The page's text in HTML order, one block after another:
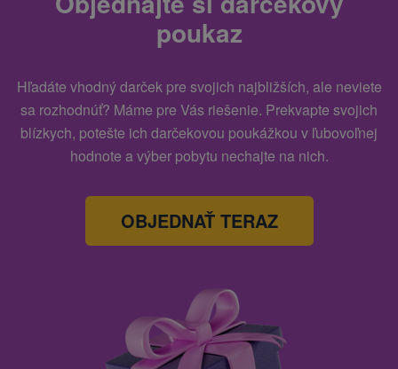
poukaz
Hľadáte vhodný darček pre svojich najbližších, ale neviete
sa rozhodnúť? Máme pre Vás riešenie. Prekvapte svojich
blízkych, potešte ich darčekovou poukážkou v ľubovoľnej
hodnote a výber pobytu nechajte na nich.
OBJEDNAŤ TERAZ